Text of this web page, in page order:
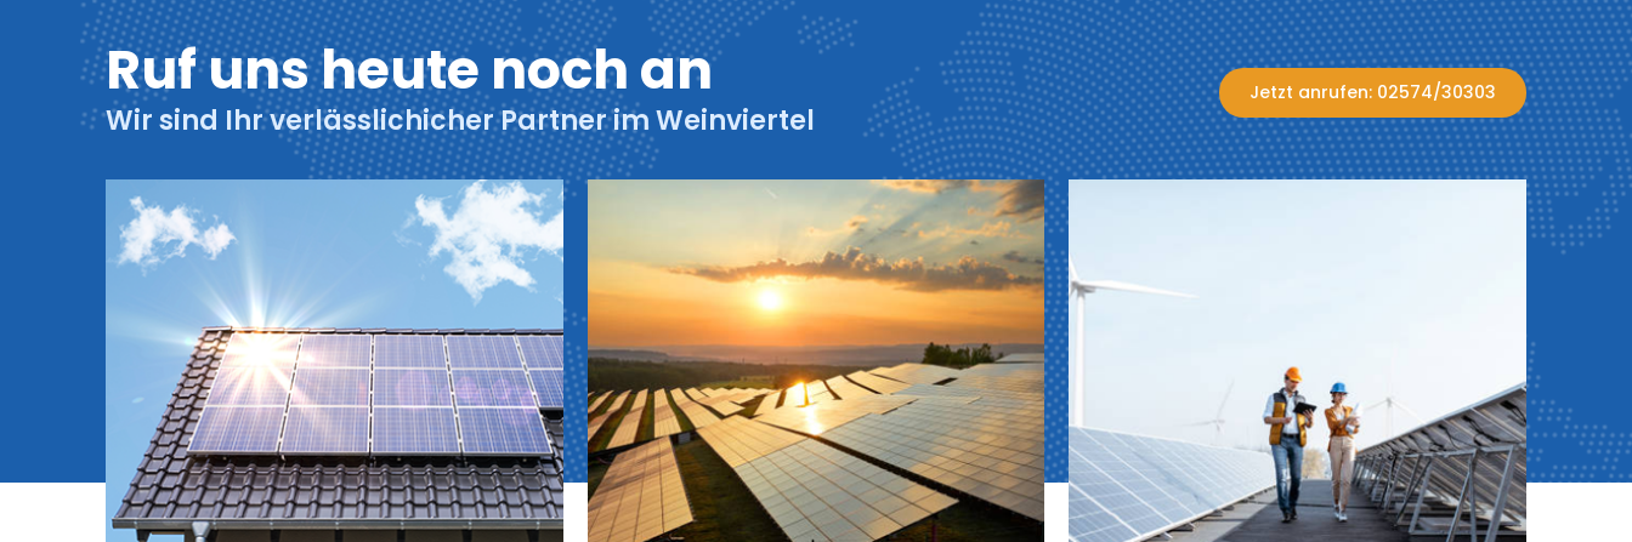
Ruf uns heute noch an
Wir sind Ihr verlässlichicher Partner im Weinviertel
Jetzt anrufen: 02574/30303